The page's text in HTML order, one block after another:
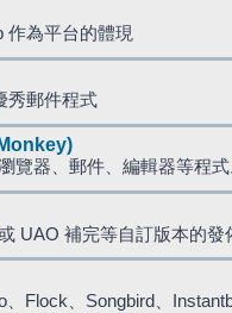
作為平台的體現
秀郵件程式
覽器、郵件、編輯器等程
UAO 補完等自訂版本的發
Flock、Songbird、